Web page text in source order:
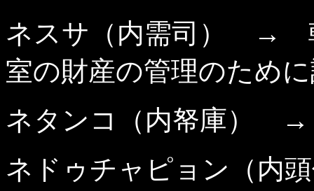
ネスサ（内需司） →
室の財産の管理のため
ネタンコ（内帑庫） →
ネドゥチャピョン（